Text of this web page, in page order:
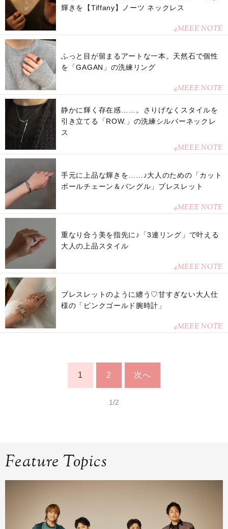
輝きを【Tiffany】ノーツ ネックレス
4MEEE NOTE
ふっと目が留まるアートな一本。天然石で個性
を「GAGAN」の洗練リング
4MEEE NOTE
静かに輝く存在感……。さりげなくスタイルを
引き立てる「ROW.」の洗練シルバーネックレ
ス
4MEEE NOTE
手元に上品な輝きを……♪大人のための「カット
ボールチェーン＆バングル」ブレスレット
4MEEE NOTE
重なり合う美を指先に♪「3連リング」で叶える
大人の上品スタイル
4MEEE NOTE
ブレスレットのように纏う♡甘すぎない大人仕
様の「ピンクゴールド腕時計」
4MEEE NOTE
1 2 次へ
1/2
Feature Topics